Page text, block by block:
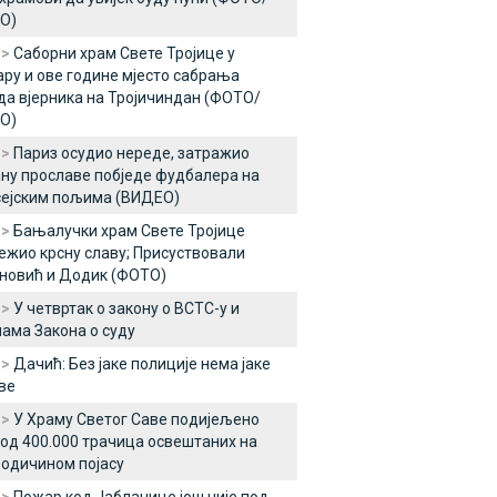
Саборни храм Свете Тројице у
и ове године мјесто сабрања
вјерника на Тројичиндан (ФОТО/
Париз осудио нереде, затражио
прославе побједе фудбалера на
пољима (ВИДЕО)
Бањалучки храм Свете Тројице
крсну славу; Присуствовали
и Додик (ФОТО)
У четвртак о закону о ВСТС-у и
Закона о суду
Дачић: Без јаке полиције нема јаке
У Храму Светог Саве подијељено
400.000 трачица освештаних на
појасу